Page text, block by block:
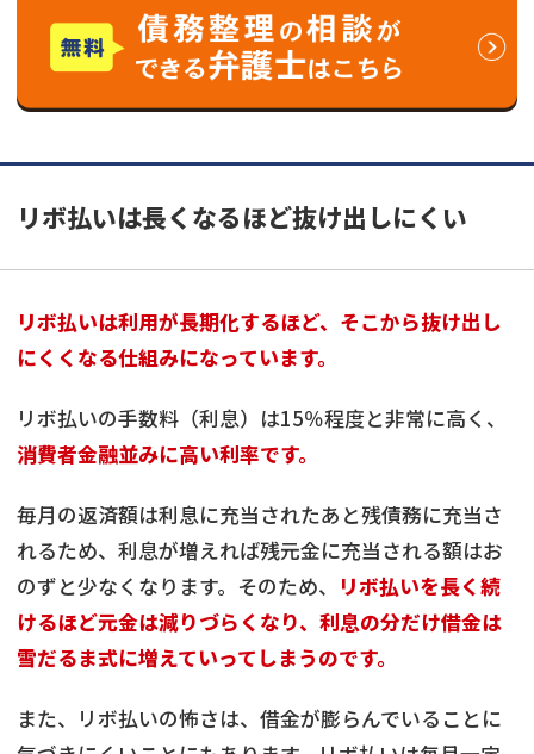
リボ払いは長くなるほど抜け出しにくい
リボ払いは利用が長期化するほど、そこから抜け出し
にくくなる仕組みになっています。
リボ払いの手数料（利息）は15％程度と非常に高く、
消費者金融並みに高い利率です。
毎月の返済額は利息に充当されたあと残債務に充当さ
れるため、利息が増えれば残元金に充当される額はお
のずと少なくなります。そのため、 リボ払いを長く続
けるほど元金は減りづらくなり、利息の分だけ借金は
雪だるま式に増えていってしまうのです。
また、リボ払いの怖さは、借金が膨らんでいることに